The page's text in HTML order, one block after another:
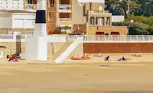
para cima e para baixo do